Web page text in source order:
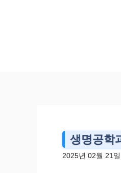
생명공학
2025년 02월 21일